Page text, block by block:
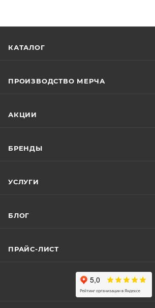
КАТАЛОГ
ПРОИЗВОДСТВО МЕРЧА
АКЦИИ
БРЕНДЫ
УСЛУГИ
БЛОГ
ПРАЙС-ЛИСТ